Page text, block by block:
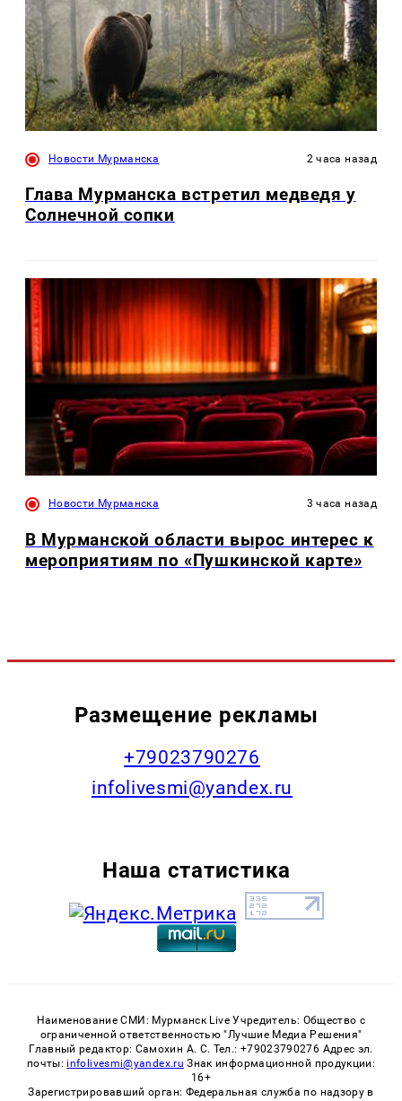
Новости Мурманска 2 часа назад
Глава Мурманска встретил медведя у
Солнечной сопки
Новости Мурманска 3 часа назад
В Мурманской области вырос интерес к
мероприятиям по «Пушкинской карте»
Размещение рекламы
+79023790276
infolivesmi@yandex.ru
Наша статистика
Наименование СМИ: Мурманск Live Учредитель: Общество с
ограниченной ответственностью "Лучшие Медиа Решения"
Главный редактор: Самохин А. С. Тел.: +79023790276 Адрес эл.
почты: infolivesmi@yandex.ru Знак информационной продукции:
16+
Зарегистрировавший орган: Федеральная служба по надзору в